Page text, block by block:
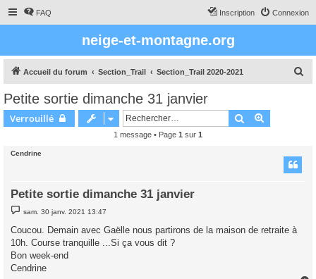
FAQ Connexion
Inscription
neige-et-montagne.org
Accueil du forum Section_Trail Section_Trail 2020-2021
Petite sortie dimanche 31 janvier
Verrouillé Rechercher
1 message • Page 1 sur 1
Cendrine
Petite sortie dimanche 31 janvier
e
s
a
e
sam. 30 janv. 2021 13:47
Coucou. Demain avec Gaëlle nous partirons de la maison de retraite à
10h. Course tranquille ...Si ça vous dit ?
Bon week-end
Cendrine